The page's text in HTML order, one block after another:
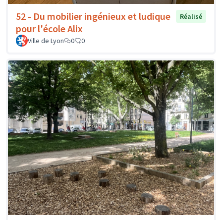
52 - Du mobilier ingénieux et ludique
pour l'école Alix
Réalisé
Ville de Lyon 0 0